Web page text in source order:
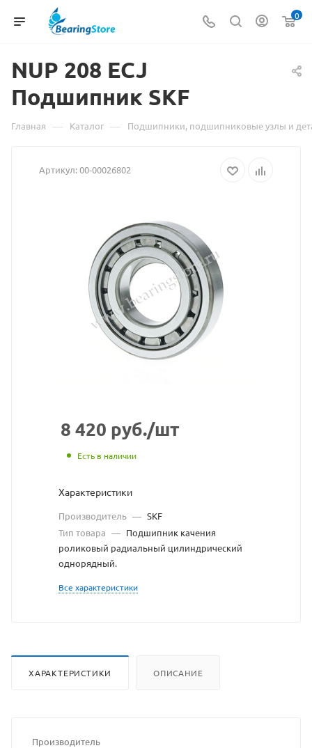
0
NUP 208 ECJ
о
товаре
Подшипник
SKF
взят
с
сайта
https://
по
https://
без
Подшипник SKF
Главная — Каталог — Подшипники, подшипниковые узлы и
Артикул:00-00026802
8 420 руб./шт
Есть в наличии
Характеристики
Производитель — SKF
Тип товара — Подшипник качения
роликовый радиальный цилиндрический
однорядный.
Все характеристики
ХАРАКТЕРИСТИКИ ОПИСАНИЕ
Производитель